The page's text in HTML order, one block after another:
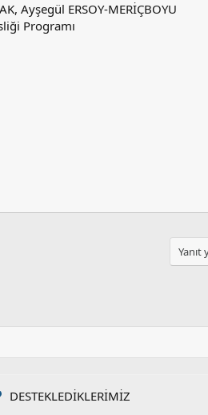
Ayşegül ERSOY-MERİÇBOYU
Programı
Yanıt
DESTEKLEDIKLERIMIZ